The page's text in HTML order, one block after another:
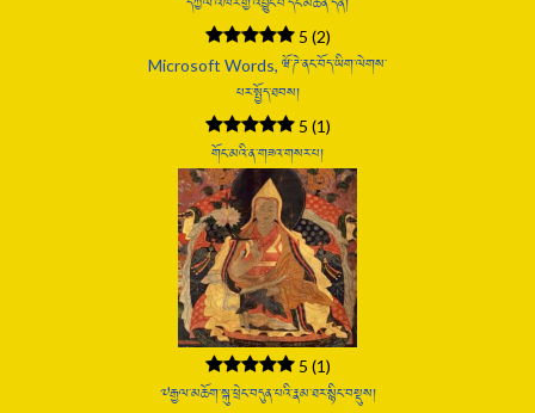
དཀྱིལ་འཁོར་གྱི་འབྱུང་བ་དང་མཚོན་དོན།
5 (2)
Microsoft Words, ཝོ་ཌེ་ནང་བོད་ཡིག་ལེགས་
པར་སྤྱོད་ཐབས།
5 (1)
གོང་མའི་ན་གཟའ་གསར་པ།
5 (1)
༧རྒྱལ་མཆོག་སྐུ་ཕྲེང་བདུན་པའི་རྣམ་ཐར་སྙིང་བསྡུས།